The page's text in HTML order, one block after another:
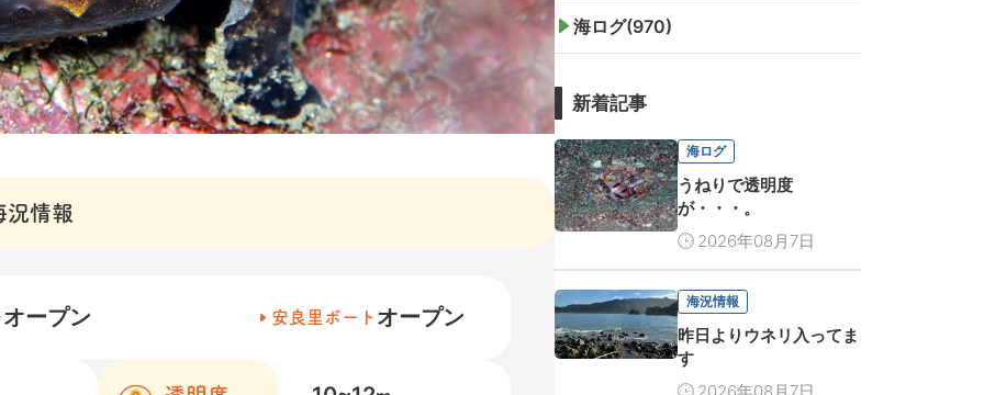
況情報
オープン 安良里ボート オープン
海ログ(970)
新着記事
海ログ
うねりで透明度
が・・・。
2026年08月7日
海況情報
昨日よりウネリ入ってま
す